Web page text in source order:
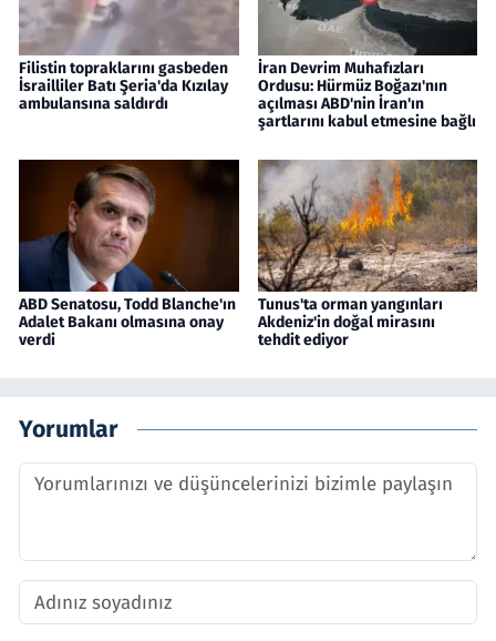
Filistin topraklarını gasbeden
İsrailliler Batı Şeria'da Kızılay
ambulansına saldırdı
İran Devrim Muhafızları
Ordusu: Hürmüz Boğazı'nın
açılması ABD'nin İran'ın
şartlarını kabul etmesine bağlı
ABD Senatosu, Todd Blanche'ın
Adalet Bakanı olmasına onay
verdi
Tunus'ta orman yangınları
Akdeniz'in doğal mirasını
tehdit ediyor
Yorumlar